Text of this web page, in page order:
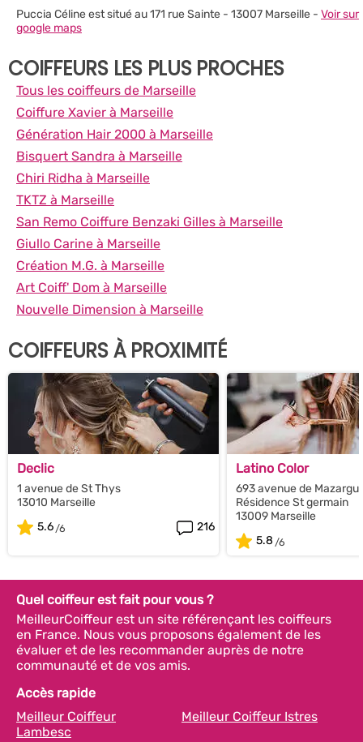
Puccia Céline est situé au 171 rue Sainte - 13007 Marseille - Voir sur
google maps
COIFFEURS LES PLUS PROCHES
Tous les coiffeurs de Marseille
Coiffure Xavier à Marseille
Génération Hair 2000 à Marseille
Bisquert Sandra à Marseille
Chiri Ridha à Marseille
TKTZ à Marseille
San Remo Coiffure Benzaki Gilles à Marseille
Giullo Carine à Marseille
Création M.G. à Marseille
Art Coiff' Dom à Marseille
Nouvelle Dimension à Marseille
COIFFEURS À PROXIMITÉ
Declic
1 avenue de St Thys
13010 Marseille
5.6
216
Latino Color
693 avenue de
Résidence St germain
13009 Marseille
5.8
Quel coiffeur est fait pour vous ?
MeilleurCoiffeur est un site référençant les coiffeurs
en France. Nous vous proposons également de les
évaluer et de les recommander auprès de notre
communauté et de vos amis.
Accès rapide
Meilleur Coiffeur
Lambesc
Meilleur Coiffeur Istres